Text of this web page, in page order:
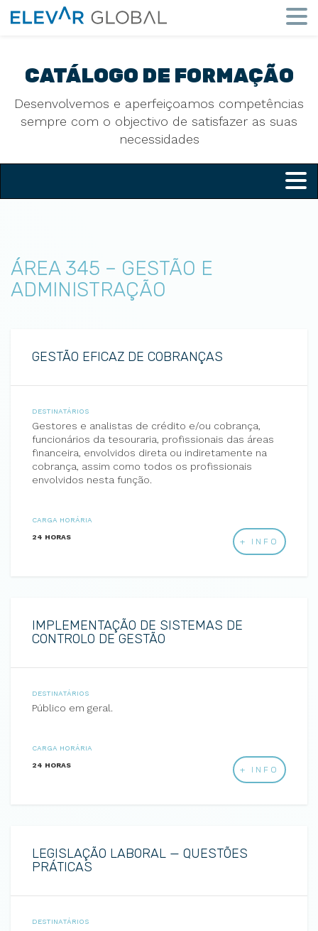
Elevar
perspetiva
CATÁLOGO DE FORMAÇÃO
Desenvolvemos e aperfeiçoamos competências
sempre com o objectivo de satisfazer as suas
necessidades
ÁREA 345 – GESTÃO E
ADMINISTRAÇÃO
GESTÃO EFICAZ DE COBRANÇAS
DESTINATÁRIOS
Gestores e analistas de crédito e/ou cobrança,
funcionários da tesouraria, profissionais das áreas
financeira, envolvidos direta ou indiretamente na
cobrança, assim como todos os profissionais
envolvidos nesta função.
CARGA HORÁRIA
24 HORAS + INFO
IMPLEMENTAÇÃO DE SISTEMAS DE
CONTROLO DE GESTÃO
DESTINATÁRIOS
Público em geral.
CARGA HORÁRIA
24 HORAS + INFO
LEGISLAÇÃO LABORAL — QUESTÕES
PRÁTICAS
DESTINATÁRIOS